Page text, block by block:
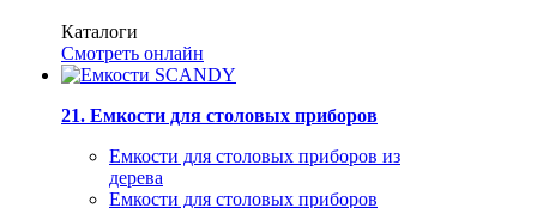
Каталоги
Смотреть онлайн
21. Емкости для столовых приборов
Емкости для столовых приборов из
дерева
Емкости для столовых приборов